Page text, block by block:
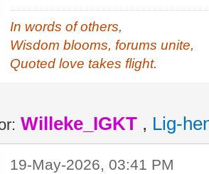
In words of others,
Wisdom blooms, forums unite,
Quoted love takes flight.
Willeke_IGKT , Lig-
19-May-2026, 03:41 PM